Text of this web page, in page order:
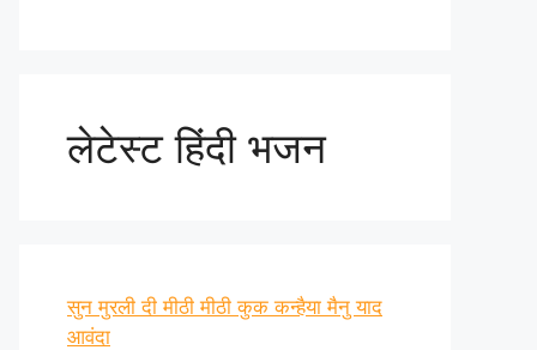
लेटेस्ट हिंदी भजन
सुन मुरली दी मीठी मीठी कुक कन्हैया मैनु याद
आवंदा